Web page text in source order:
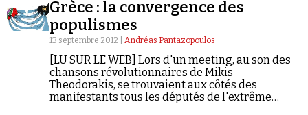
Demander à Vera
Grèce : la convergence des
populismes
13 septembre 2012 |Andréas Pantazopoulos
[LU SUR LE WEB] Lors d'un meeting, au son des
chansons révolutionnaires de Mikis
Theodorakis, se trouvaient aux côtés des
manifestants tous les députés de l'extrême